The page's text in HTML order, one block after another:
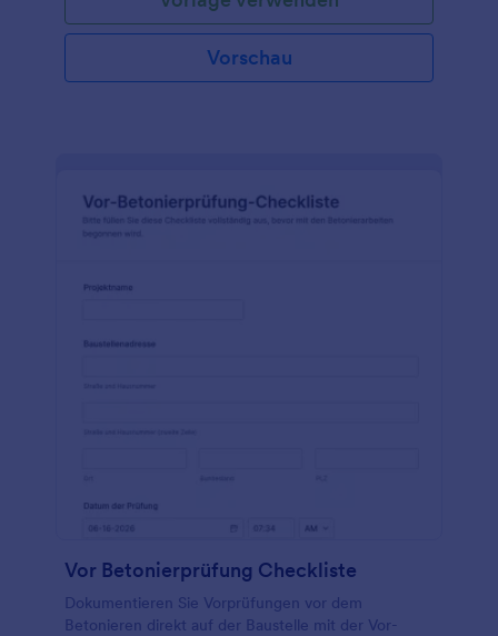
Vorschau
Vor Betonierprüfung Checkliste
Dokumentieren Sie Vorprüfungen vor dem
Betonieren direkt auf der Baustelle mit der Vor-